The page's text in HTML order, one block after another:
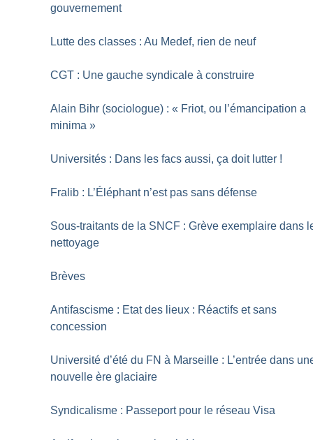
gouvernement
Lutte des classes : Au Medef, rien de neuf
CGT : Une gauche syndicale à construire
Alain Bihr (sociologue) : « Friot, ou l’émancipation a
minima »
Universités : Dans les facs aussi, ça doit lutter !
Fralib : L’Éléphant n’est pas sans défense
Sous-traitants de la SNCF : Grève exemplaire dans
nettoyage
Brèves
Antifascisme : Etat des lieux : Réactifs et sans
concession
Université d’été du FN à Marseille : L’entrée dans
nouvelle ère glaciaire
Syndicalisme : Passeport pour le réseau Visa